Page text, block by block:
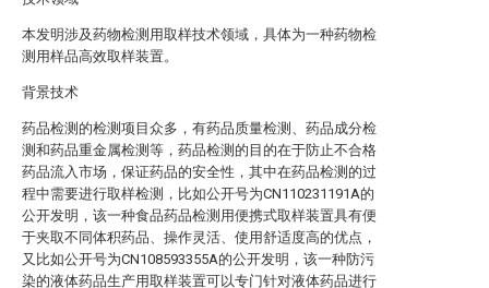
本发明涉及药物检测用取样技术领域，具体为一种药物检
测用样品高效取样装置。
背景技术
药品检测的检测项目众多，有药品质量检测、药品成分检
测和药品重金属检测等，药品检测的目的在于防止不合格
药品流入市场，保证药品的安全性，其中在药品检测的过
程中需要进行取样检测，比如公开号为CN110231191A的
公开发明，该一种食品药品检测用便携式取样装置具有便
于夹取不同体积药品、操作灵活、使用舒适度高的优点，
又比如公开号为CN108593355A的公开发明，该一种防污
染的液体药品生产用取样装置可以专门针对液体药品进行